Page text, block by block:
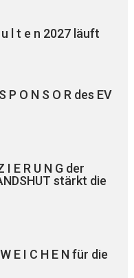
l t e n 2027 läuft
P O N S O R des EV
I E R U N G der
stärkt die
E I C H E N für die